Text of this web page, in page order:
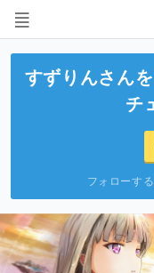
すずりんさん
チ
フォローす